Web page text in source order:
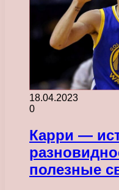
18.04.2023
0
Карри —
полезные